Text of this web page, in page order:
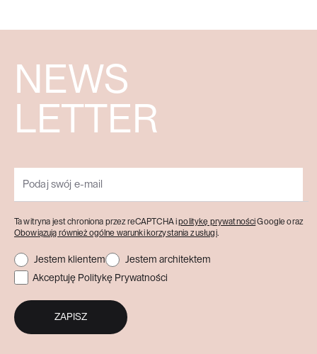
Ta witryna jest chroniona przez reCAPTCHA ipolitykę prywatnościGoogle oraz
Obowiązują również ogólne warunki korzystania z usługi.
Jestem klientem
Jestem architektem
Akceptuję Politykę Prywatności
ZAPISZ
NEWS
LETTER